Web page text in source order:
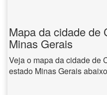
Mapa da cidade de
Minas Gerais
Veja o mapa da cidade de
estado Minas Gerais